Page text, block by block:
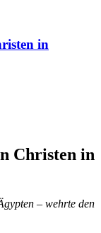
in
Christen in
– wehrte den